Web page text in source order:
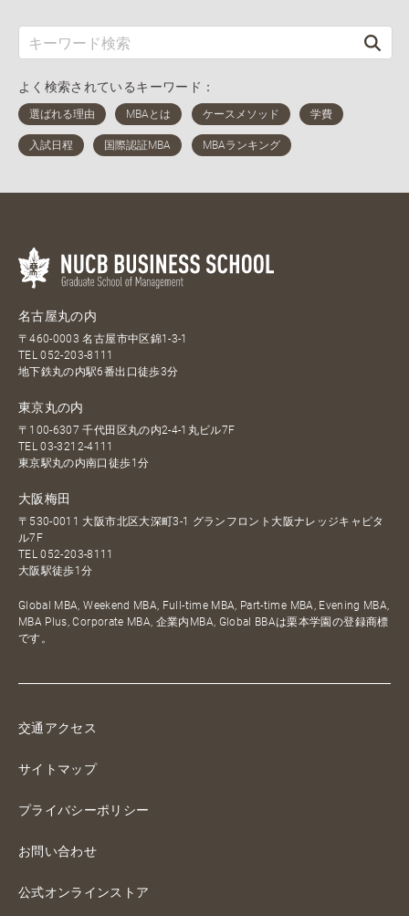
よく検索されているキーワード：
名古屋丸の内
〒460-0003 名古屋市中区錦1-3-1
TEL052-203-8111
地下鉄丸の内駅6番出口徒歩3分
東京丸の内
〒100-6307 千代田区丸の内2-4-1丸ビル7F
TEL03-3212-4111
東京駅丸の内南口徒歩1分
大阪梅田
〒530-0011 大阪市北区大深町3-1 グランフロント大阪ナレッジキャピタ
ル7F
TEL052-203-8111
大阪駅徒歩1分
Global MBA, Weekend MBA, Full-time MBA, Part-time MBA, Evening MBA,
MBA Plus, Corporate MBA, 企業内MBA, Global BBAは栗本学園の登録商標
です。
交通アクセス
サイトマップ
プライバシーポリシー
お問い合わせ
公式オンラインストア